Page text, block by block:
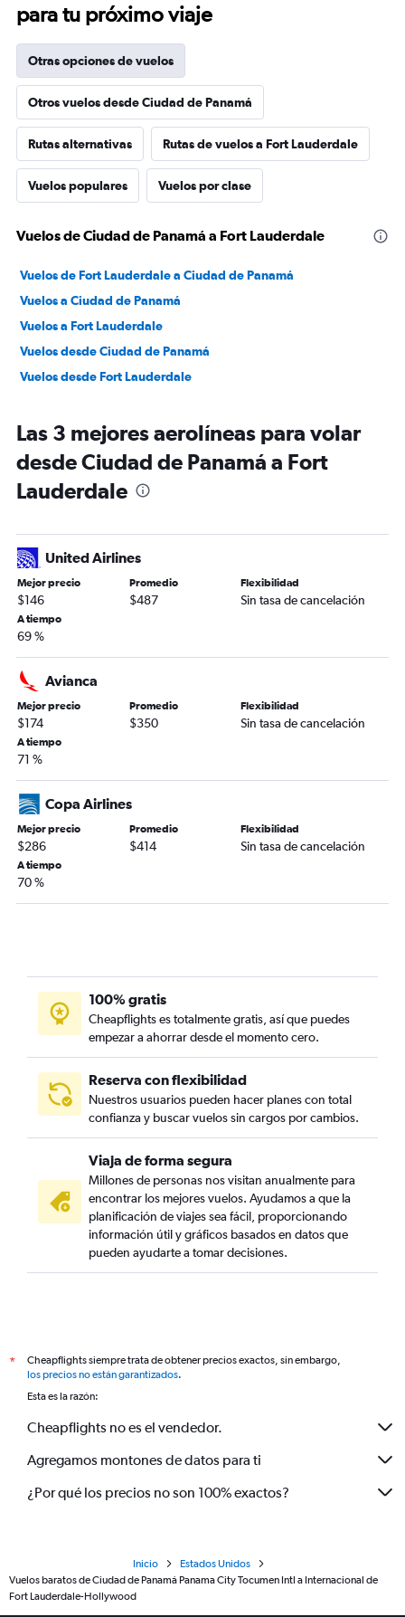
para tu próximo viaje
Otras opciones de vuelos
Otros vuelos desde Ciudad de Panamá
Rutas alternativas Rutas de vuelos a Fort Lauderdale
Vuelos populares Vuelos por clase
Vuelos de Ciudad de Panamá a Fort Lauderdale
Vuelos de Fort Lauderdale a Ciudad de Panamá
Vuelos a Ciudad de Panamá
Vuelos a Fort Lauderdale
Vuelos desde Ciudad de Panamá
Vuelos desde Fort Lauderdale
Las 3 mejores aerolíneas para volar
desde Ciudad de Panamá a Fort
Lauderdale
United Airlines
Mejor precio
$146
Promedio
$487
Flexibilidad
Sin tasa de cancelación
A tiempo
69 %
Avianca
Mejor precio
$174
Promedio
$350
Flexibilidad
Sin tasa de cancelación
A tiempo
71 %
Copa Airlines
Mejor precio
$286
Promedio
$414
Flexibilidad
Sin tasa de cancelación
A tiempo
70 %
100% gratis
Cheapflights es totalmente gratis, así que puedes
empezar a ahorrar desde el momento cero.
Reserva con flexibilidad
Nuestros usuarios pueden hacer planes con total
confianza y buscar vuelos sin cargos por cambios.
Viaja de forma segura
Millones de personas nos visitan anualmente para
encontrar los mejores vuelos. Ayudamos a que la
planificación de viajes sea fácil, proporcionando
información útil y gráficos basados en datos que
pueden ayudarte a tomar decisiones.
*
Cheapflights siempre trata de obtener precios exactos, sin embargo,
los precios no están garantizados.
Esta es la razón:
Cheapflights no es el vendedor.
Agregamos montones de datos para ti
¿Por qué los precios no son 100% exactos?
Inicio
Estados Unidos
Vuelos baratos de Ciudad de Panamá Panama City Tocumen Intl a Internacional de
Fort Lauderdale-Hollywood